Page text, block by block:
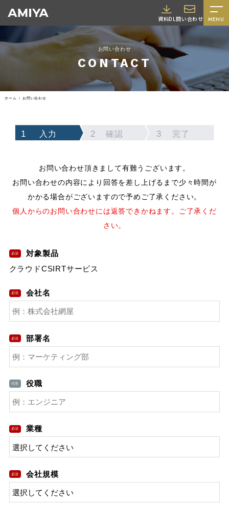
A
I
Y
資料DL問い合わせ MENU
お問い合わせ
CONTACT
ホーム お問い合わせ
入力 確認 完了
お問い合わせ頂きまして有難うございます。
お問い合わせの内容により回答を差し上げるまで少々時間が
かかる場合がございますので予めご了承ください。
個人からのお問い合わせには返答できかねます。ご了承くだ
さい。
対象製品
クラウドCSIRTサービス
会社名
部署名
役職
業種
会社規模